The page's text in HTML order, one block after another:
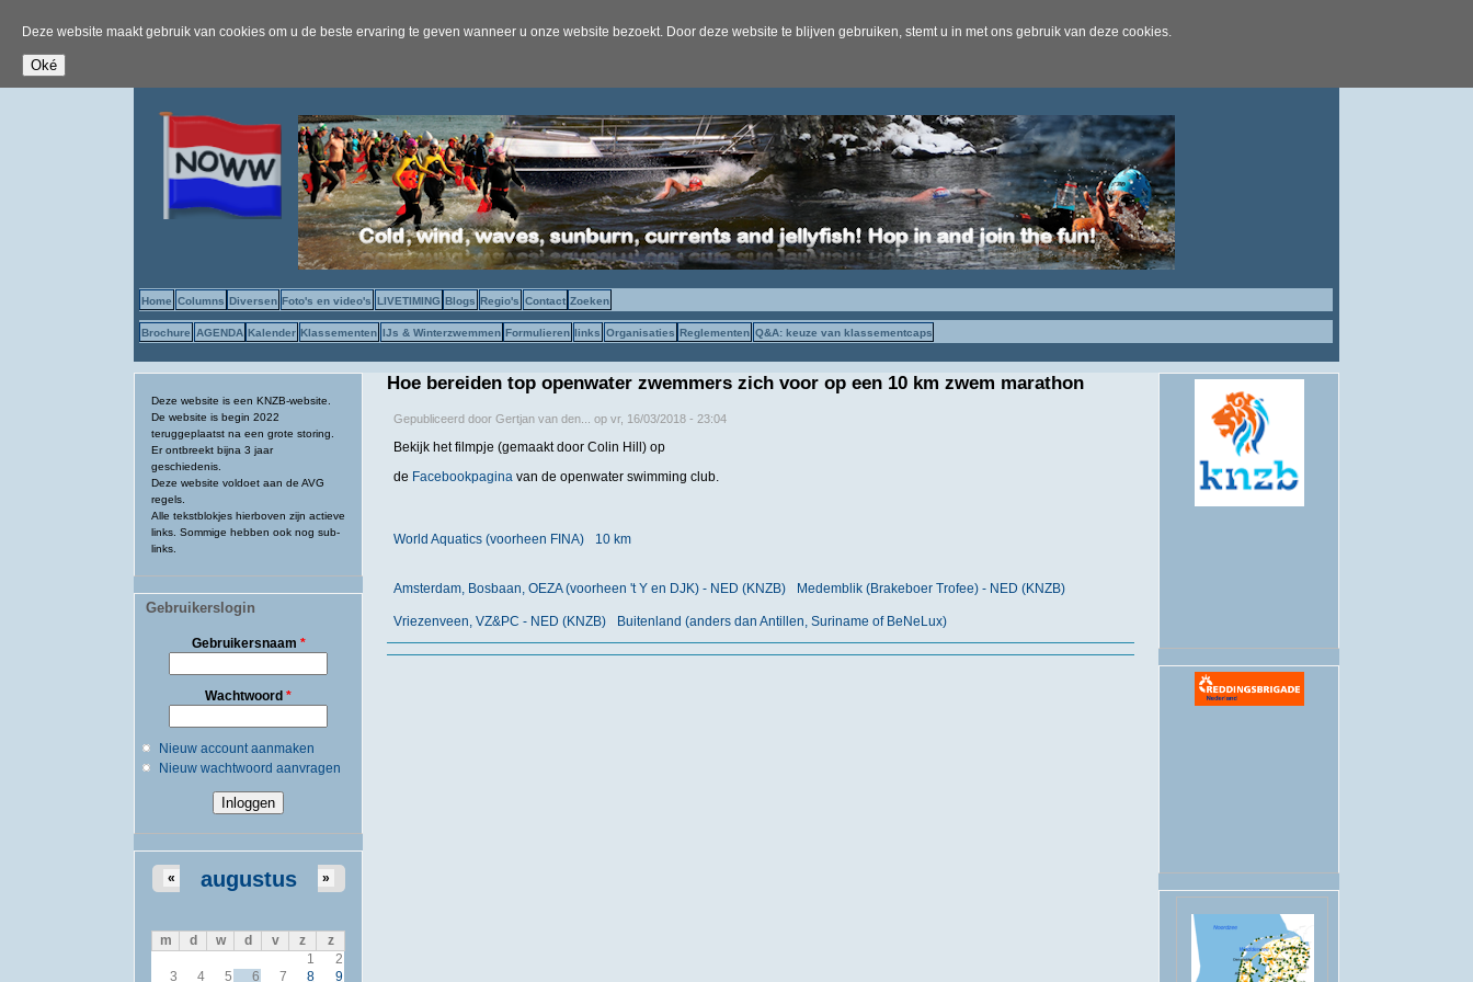
Deze website maakt gebruik van cookies om u de beste ervaring te geven wanneer u onze website bezoekt. Door deze website te blijven gebruiken, stemt u in met ons gebruik van deze cookies.
Home Columns Diversen Foto's en video's LIVETIMING Blogs Regio's Contact Zoeken
Brochure AGENDA Kalender Klassementen IJs & Winterzwemmen Formulieren links Organisaties Reglementen Q&A: keuze van klassementcaps
Deze website is een KNZB-website.
De website is begin 2022
teruggeplaatst na een grote storing.
Er ontbreekt bijna 3 jaar
geschiedenis.
Deze website voldoet aan de AVG
regels.
Alle tekstblokjes hierboven zijn actieve
links. Sommige hebben ook nog sub-
links.
Gebruikerslogin
Gebruikersnaam *
Wachtwoord *
Nieuw account aanmaken
Nieuw wachtwoord aanvragen
augustus
« »
m d w d v z
z
1
2
3
4 5 6 7 8
9
Hoe bereiden top openwater zwemmers zich voor op een 10 km zwem marathon
Gepubliceerd door Gertjan van den... op vr, 16/03/2018 - 23:04
Bekijk het filmpje (gemaakt door Colin Hill) op
de Facebookpaginavan de openwater swimming club.
World Aquatics (voorheen FINA) 10 km
Amsterdam, Bosbaan, OEZA (voorheen 't Y en DJK) - NED (KNZB) Medemblik (Brakeboer Trofee) - NED (KNZB)
Vriezenveen, VZ&PC - NED (KNZB) Buitenland (anders dan Antillen, Suriname of BeNeLux)